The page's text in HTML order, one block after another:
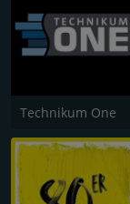
Technikum One